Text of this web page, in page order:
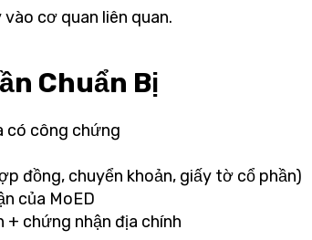
cơ quan liên quan.
Chuẩn Bị
có công chứng
đồng, chuyển khoản, giấy tờ cổ phần)
của MoED
+ chứng nhận địa chính